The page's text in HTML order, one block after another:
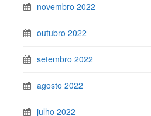
novembro 2022
outubro 2022
setembro 2022
agosto 2022
julho 2022